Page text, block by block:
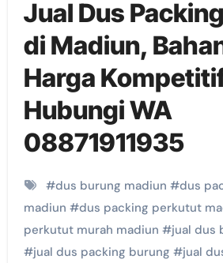
Jual Dus
di Madiun,
Harga
Hubungi WA
08871911935
#dus burung madiun #dus
madiun #dus packing perkutut
perkutut murah madiun #jual dus
#jual dus packing burung #jual